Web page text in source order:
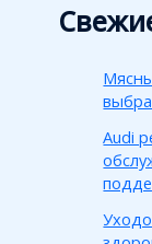
Audi